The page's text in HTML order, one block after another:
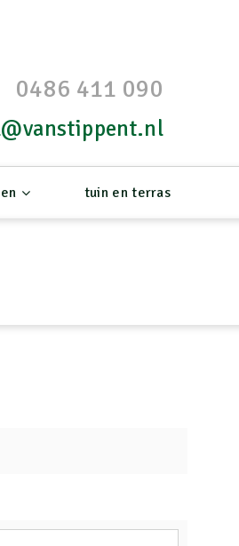
0486 411 090
tuin en terras